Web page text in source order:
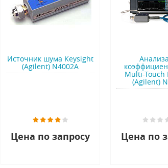
Источник шума Keysight
(Agilent) N4002A
Цена по запросу
Multi-Touch
(Agilent)
Цена по